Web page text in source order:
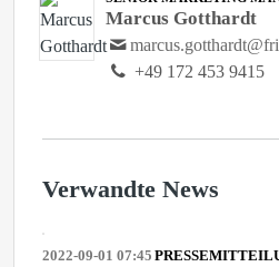
Marcus Gotthardt
+49 172 453 9415
Verwandte News
2022-09-01 07:45